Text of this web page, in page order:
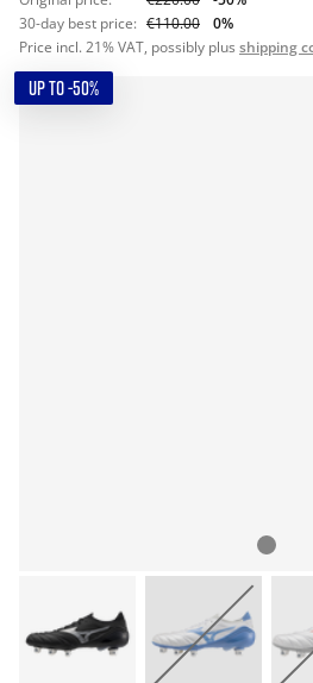
30-day best price: €110.00
0%
Price incl. 21% VAT, possibly plus shipping
UP TO -50%